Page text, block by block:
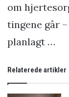
om
tingene går
planlagt …
Relaterede artikler